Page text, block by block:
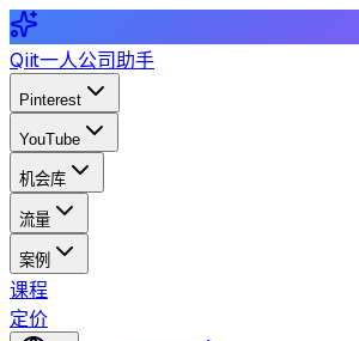
Qiit一人公司助手
Pinterest
YouTube
机会库
流量
案例
课程
定价